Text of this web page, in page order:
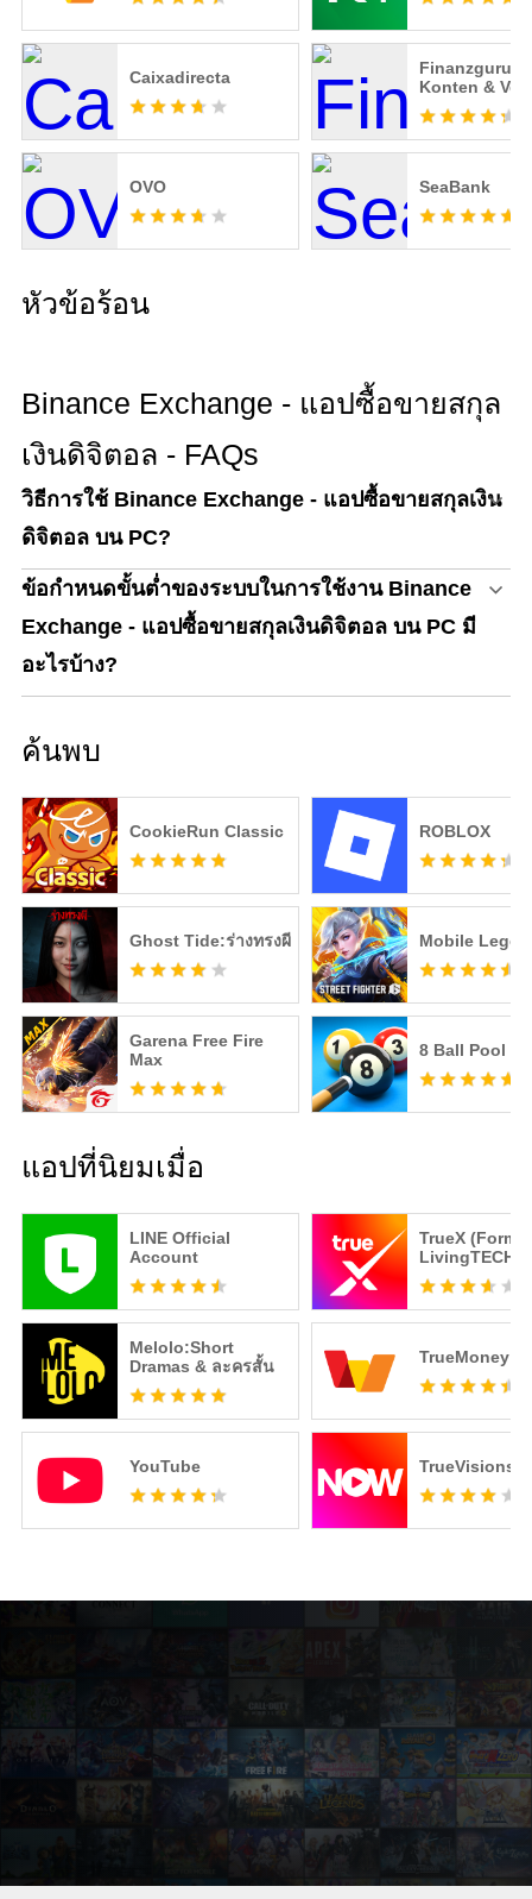
Caixadirecta
Finanzguru -
Konten &
OVO SeaBank
หัวข้อร้อน
Binance Exchange - แอปซื้อขายสกุล
เงินดิจิตอล - FAQs
วิธีการใช้ Binance Exchange - แอปซื้อขายสกุลเงิน
ดิจิตอล บน PC?
ข้อกำหนดขั้นต่ำของระบบในการใช้งาน Binance
Exchange - แอปซื้อขายสกุลเงินดิจิตอล บน PC มี
อะไรบ้าง?
ค้นพบ
CookieRun Classic ROBLOX
Ghost Tide:ร่างทรงผี Mobile
Garena Free Fire
Max
8 Ball Pool
แอปที่นิยมเมื่อ
LINE Official
Account
Melolo:Short
Dramas & ละครสั้น
YouTube
TrueX
LivingTECH)
TrueMoney
TrueVisions